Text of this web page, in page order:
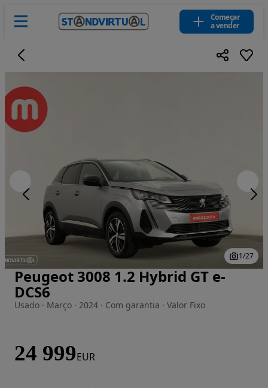
Começar
a vender
Imagem 1 de 27
1/27
Peugeot 3008 1.2 Hybrid GT e-
DCS6
Usado · Março · 2024 · Com garantia · Valor Fixo
24 999EUR